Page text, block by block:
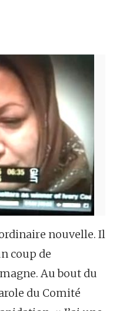
nouvelle. Il
coup de
Au bout du
du Comité